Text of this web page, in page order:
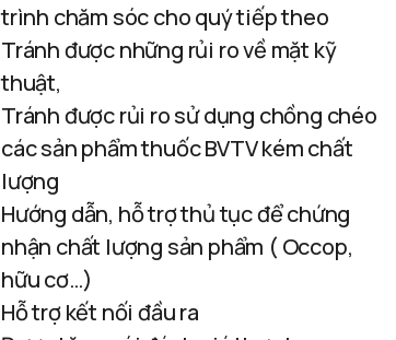
trình chăm sóc cho quý tiếp theo
Tránh được những rủi ro về mặt kỹ
thuật,
Tránh được rủi ro sử dụng chồng chéo
các sản phẩm thuốc BVTV kém chất
lượng
Hướng dẫn, hỗ trợ thủ tục để chứng
nhận chất lượng sản phẩm ( Occop,
hữu cơ…)
Hỗ trợ kết nối đầu ra